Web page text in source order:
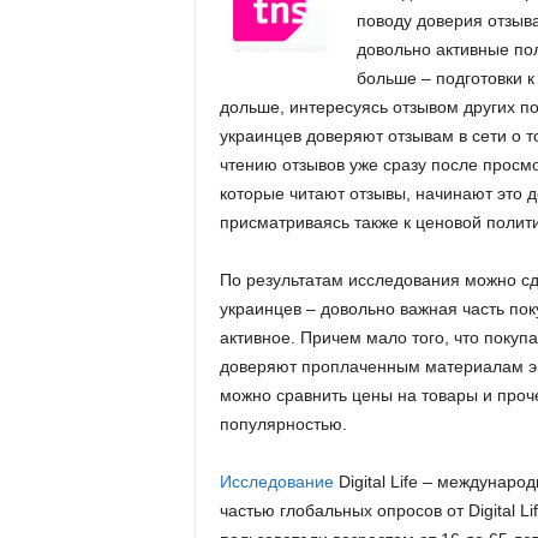
.
c
.
u
a
поводу доверия
довольно активные
больше – подготовки
дольше, интересуясь отзывом других
украинцев доверяют отзывам в сети о
чтению отзывов уже сразу после
которые читают отзывы, начинают
присматриваясь также к ценовой
По результатам исследования можно
украинцев – довольно важная часть
активное. Причем мало того, что
доверяют проплаченным материалам
можно сравнить цены на товары и
популярностью.
ИсследованиеDigital Life –
частью глобальных опросов от Digital